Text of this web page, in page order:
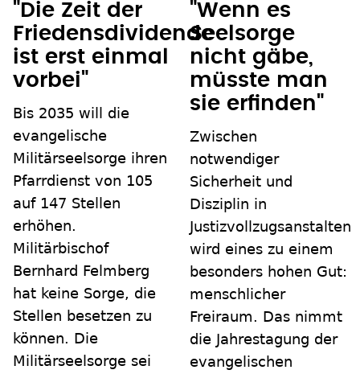
"Die Zeit der
Friedensdividende
ist erst einmal
vorbei"
Bis 2035 will die
evangelische
Militärseelsorge ihren
Pfarrdienst von 105
auf 147 Stellen
erhöhen.
Militärbischof
Bernhard Felmberg
hat keine Sorge, die
Stellen besetzen zu
können. Die
Militärseelsorge sei
"Wenn es
Seelsorge
nicht gäbe,
müsste man
sie erfinden"
Zwischen
notwendiger
Sicherheit und
Disziplin in
Justizvollzugsanstalten
wird eines zu einem
besonders hohen Gut:
menschlicher
Freiraum. Das nimmt
die Jahrestagung der
evangelischen